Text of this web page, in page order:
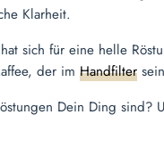
Klarheit.
sich für eine helle
der im Handfilter
Dein Ding sind?